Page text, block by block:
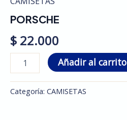
PORSCHE
$ 22.000
Añadir al carrito
Categoría: CAMISETAS